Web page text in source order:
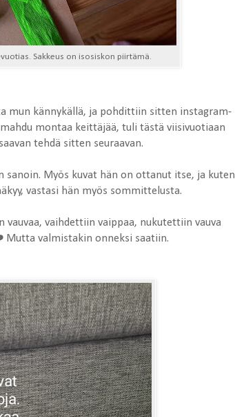
Sakkeus on isosiskon piirtämä.
mun kännykällä, ja pohdittiin sitten instagram-
montaa keittäjää, tuli tästä viisivuotiaan
tehdä sitten seuraavan.
sanoin. Myös kuvat hän on ottanut itse, ja kuten
vastasi hän myös sommittelusta.
vauvaa, vaihdettiin vaippaa, nukutettiin vauva
Mutta valmistakin onneksi saatiin.